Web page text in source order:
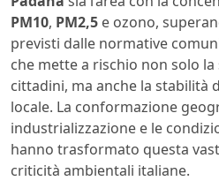
PM10, PM2,5 e ozono,
previsti dalle normative
che mette a rischio non solo
cittadini, ma anche la stabilità
locale. La conformazione
industrializzazione e le
hanno trasformato questa
criticità ambientali italiane.